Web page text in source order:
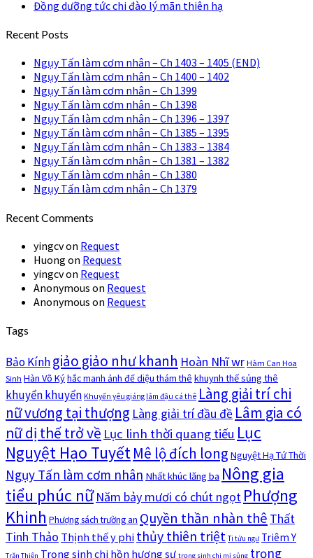
Đồng dưỡng tức chi đào lý mãn thiên hạ
Recent Posts
Ngụy Tấn làm cơm nhân – Ch 1403 – 1405 (END)
Ngụy Tấn làm cơm nhân – Ch 1400 – 1402
Ngụy Tấn làm cơm nhân – Ch 1399
Ngụy Tấn làm cơm nhân – Ch 1398
Ngụy Tấn làm cơm nhân – Ch 1396 – 1397
Ngụy Tấn làm cơm nhân – Ch 1385 – 1395
Ngụy Tấn làm cơm nhân – Ch 1383 – 1384
Ngụy Tấn làm cơm nhân – Ch 1381 – 1382
Ngụy Tấn làm cơm nhân – Ch 1380
Ngụy Tấn làm cơm nhân – Ch 1379
Recent Comments
yingcvon Request
Huong on Request
yingcvon Request
Anonymous on Request
Anonymous on Request
Tags
Bảo Kínhgiảo giảo như khanh Hoàn Nhĩ wr Hàm Can Hoa
Sinh Hàn Võ Kýhắc manh ảnh đế diệu thám thê khuynh thế sủng thê
khuyển khuyển Khuyển yêu giáng lâm đậu cá thê Làng giải trí chi
nữ vương tại thượng Làng giải trí đầu đề Lâm gia có
nữ dị thế trở về Lục linh thời quang tiếu Lục
Nguyệt Hạo TuyếtMê lộ đích long Nguyệt Hạ Tứ Thời
Ngụy Tấn làm cơm nhân Nhất khúc lăng ba Nông gia
tiểu phúc nữ Năm bảy mươi có chút ngọt Phượng
Khinh Phượng sách trường an Quyền thần nhàn thê Thất
Tinh Thảo Thịnh thế y phi thủy thiên triệt Ti tửu ngư Triêm Y
Trăn Thiện Trọng sinh chi hồn hương sư trọng sinh chi mị sủng trọng